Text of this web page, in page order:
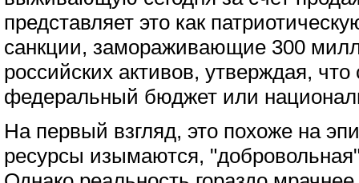
представляет это как
санкции, замораживающие 300
российских активов, утверждая,
федеральный бюджет или
На первый взгляд, это похоже на
ресурсы изымаются, "добровольная"